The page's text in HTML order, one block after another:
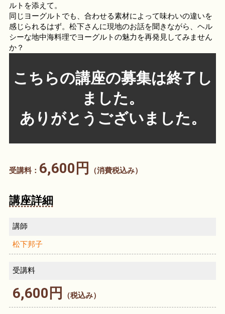
ルトを添えて。
同じヨーグルトでも、合わせる素材によって味わいの違いを
感じられるはず。松下さんに現地のお話を聞きながら、ヘル
シーな地中海料理でヨーグルトの魅力を再発見してみません
か？
こちらの講座の募集は終了し
ました。
ありがとうございました。
受講料： 6,600円 （消費税込み）
講座詳細
講師
松下邦子
受講料
6,600円 （税込み）